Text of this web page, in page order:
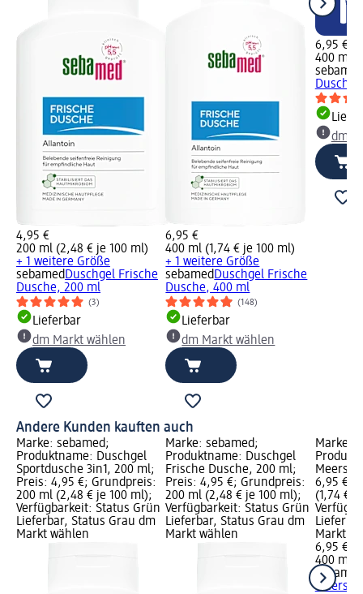
4,95 €
200 ml (2,48 € je 100 ml)
+ 1 weitere Größe
sebamedDuschgel Frische
Dusche, 200 ml
(3)
Lieferbar
dm Markt wählen
6,95 €
400 ml (1,74 € je 100 ml)
+ 1 weitere Größe
sebamedDuschgel Frische
Dusche, 400 ml
(148)
Lieferbar
dm Markt wählen
6,95 €
400 ml
sebamed
dm
Andere Kunden kauften auch
Marke: sebamed;
Produktname: Duschgel
Sportdusche 3in1, 200 ml;
Preis: 4,95 €; Grundpreis:
200 ml (2,48 € je 100 ml);
Verfügbarkeit: Status Grün
Lieferbar, Status Grau dm
Markt wählen
Marke: sebamed;
Produktname: Duschgel
Frische Dusche, 200 ml;
Preis: 4,95 €; Grundpreis:
200 ml (2,48 € je 100 ml);
Verfügbarkeit: Status Grün
Lieferbar, Status Grau dm
Markt wählen
Marke:
6,95 €;
(1,74 €
Markt
6,95 €
400 ml
sebamed